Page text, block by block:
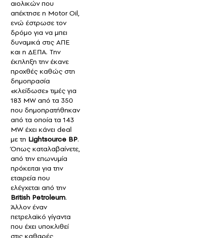
αιολικών που
απέκτησε η Motor Oil,
ενώ έστρωσε τον
δρόμο για να μπει
δυναμικά στις ΑΠΕ
και η ΔΕΠΑ. Την
έκπληξη την έκανε
προχθές καθώς στη
δημοπρασία
«κλείδωσε» τιμές για
183 MW από τα 350
που δημοπρατήθηκαν
από τα οποία τα 143
MW έχει κάνει deal
με τη Lightsource BP.
Όπως καταλαβαίνετε,
από την επωνυμία
πρόκειται για την
εταιρεία που
ελέγχεται από την
British Petroleum.
Άλλον έναν
πετρελαϊκό γίγαντα
που έχει υποκλιθεί
στις καθαρές